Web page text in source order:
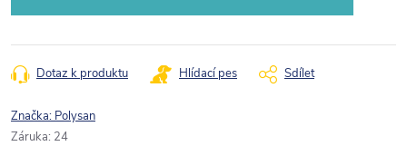
Dotaz k produktu Hlídací pes Sdílet
Značka: Polysan
Záruka: 24